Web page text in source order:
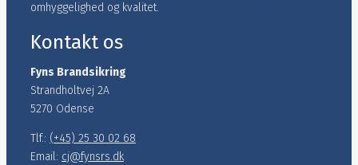
omhyggelighed og kvalitet.
Kontakt os
Fyns Brandsikring
Strandholtvej 2A
5270 Odense
Tlf.: (+45) 25 30 02 68
Email: cj@fynsrs.dk